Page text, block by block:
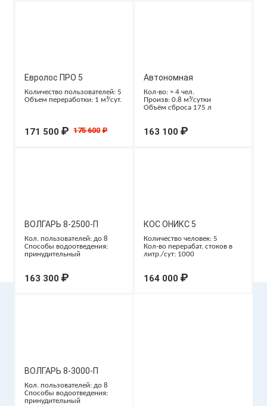
Евролос ПРО 5
Количество пользователей: 5
Объем переработки: 1 м³/сут.
171 500 ₽ 175 600 ₽
Автономная
канализация ТОПАС-С 5
Кол-во: ≈ 4 чел.
Произв: 0.8 м³/сутки
Объём сброса 175 л
163 100 ₽
ВОЛГАРЬ 8-2500-П
Кол. пользователей: до 8
Способы водоотведения:
принудительный
163 300 ₽
КОС ОНИКС 5
Количество человек: 5
Кол-во перерабат. стоков в
литр./сут: 1000
164 000 ₽
ВОЛГАРЬ 8-3000-П
Кол. пользователей: до 8
Способы водоотведения:
принудительный